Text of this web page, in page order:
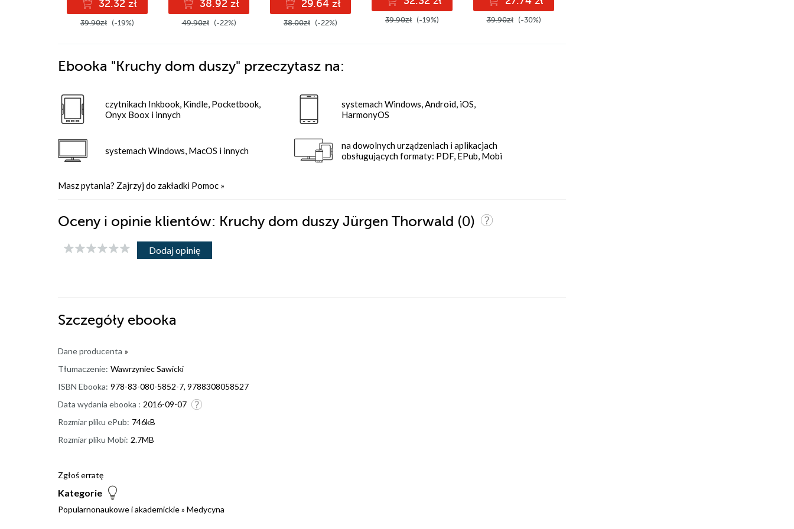
32.32 zł
39.90zł (-19%)
38.92 zł
49.90zł (-22%)
29.64 zł
38.00zł (-22%) 39.90zł (-19%) 39.90zł (-30%)
Ebooka "Kruchy dom duszy" przeczytasz na:
czytnikach Inkbook, Kindle, Pocketbook,
Onyx Boox i innych
systemach Windows, MacOS i innych
systemach Windows, Android, iOS,
HarmonyOS
na dowolnych urządzeniach i aplikacjach
obsługujących formaty: PDF, EPub, Mobi
Masz pytania? Zajrzyj do zakładki Pomoc »
Oceny i opinie klientów: Kruchy dom duszy Jürgen Thorwald (0)
Dodaj opinię
Szczegóły ebooka
Dane producenta »
Tłumaczenie: Wawrzyniec Sawicki
ISBN Ebooka: 978-83-080-5852-7, 9788308058527
Data wydania ebooka : 2016-09-07
Rozmiar pliku ePub: 746kB
Rozmiar pliku Mobi: 2.7MB
Zgłoś erratę
Kategorie
Popularnonaukowe i akademickie» Medycyna